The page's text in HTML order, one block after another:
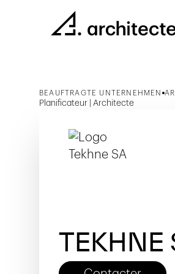
BEAUFTRAGTE UNTERNEHMEN
Planificateur | Architecte
TEKHNE